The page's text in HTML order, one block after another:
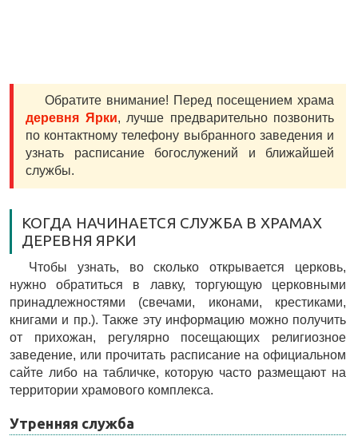
Обратите внимание! Перед посещением храма
деревня Ярки, лучше предварительно позвонить
по контактному телефону выбранного заведения и
узнать расписание богослужений и ближайшей
службы.
КОГДА НАЧИНАЕТСЯ СЛУЖБА В ХРАМАХ
ДЕРЕВНЯ ЯРКИ
Чтобы узнать, во сколько открывается церковь,
нужно обратиться в лавку, торгующую церковными
принадлежностями (свечами, иконами, крестиками,
книгами и пр.). Также эту информацию можно получить
от прихожан, регулярно посещающих религиозное
заведение, или прочитать расписание на официальном
сайте либо на табличке, которую часто размещают на
территории храмового комплекса.
Утренняя служба